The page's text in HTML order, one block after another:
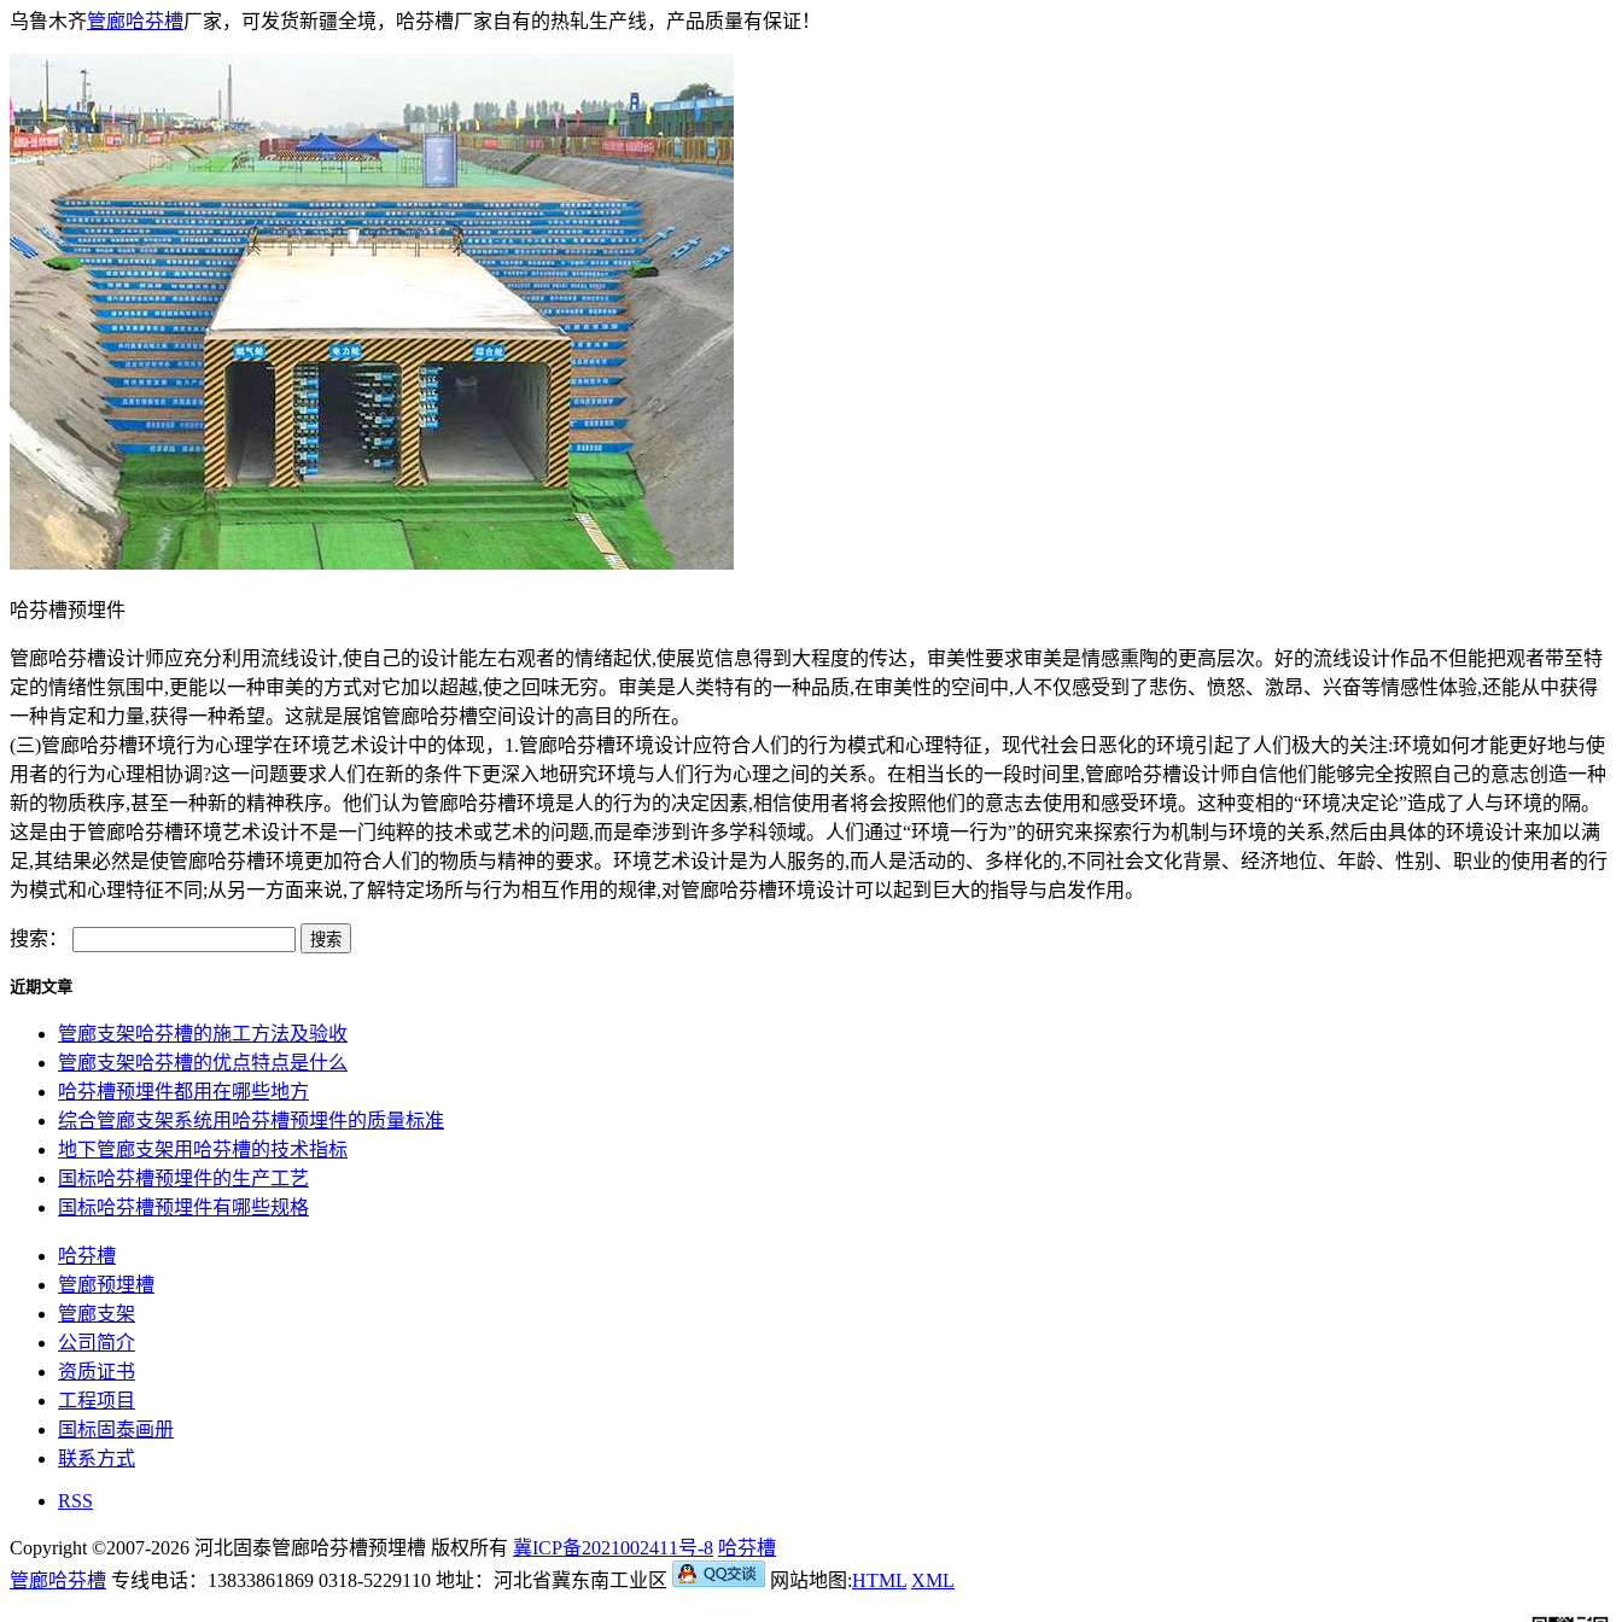
乌鲁木齐管廊哈芬槽厂家，可发货新疆全境，哈芬槽厂家自有的热轧生产线，产品质量有保证！
哈芬槽预埋件
管廊哈芬槽设计师应充分利用流线设计,使自己的设计能左右观者的情绪起伏,使展览信息得到大程度的传达，审美性要求审美是情感熏陶的更高层次。好的流线设计作品不但能把观者带至特
定的情绪性氛围中,更能以一种审美的方式对它加以超越,使之回味无穷。审美是人类特有的一种品质,在审美性的空间中,人不仅感受到了悲伤、愤怒、激昂、兴奋等情感性体验,还能从中获得
一种肯定和力量,获得一种希望。这就是展馆管廊哈芬槽空间设计的高目的所在。
(三)管廊哈芬槽环境行为心理学在环境艺术设计中的体现，1.管廊哈芬槽环境设计应符合人们的行为模式和心理特征，现代社会日恶化的环境引起了人们极大的关注:环境如何才能更好地与使
用者的行为心理相协调?这一问题要求人们在新的条件下更深入地研究环境与人们行为心理之间的关系。在相当长的一段时间里,管廊哈芬槽设计师自信他们能够完全按照自己的意志创造一种
新的物质秩序,甚至一种新的精神秩序。他们认为管廊哈芬槽环境是人的行为的决定因素,相信使用者将会按照他们的意志去使用和感受环境。这种变相的“环境决定论”造成了人与环境的隔。
这是由于管廊哈芬槽环境艺术设计不是一门纯粹的技术或艺术的问题,而是牵涉到许多学科领域。人们通过“环境一行为”的研究来探索行为机制与环境的关系,然后由具体的环境设计来加以满
足,其结果必然是使管廊哈芬槽环境更加符合人们的物质与精神的要求。环境艺术设计是为人服务的,而人是活动的、多样化的,不同社会文化背景、经济地位、年龄、性别、职业的使用者的行
为模式和心理特征不同;从另一方面来说,了解特定场所与行为相互作用的规律,对管廊哈芬槽环境设计可以起到巨大的指导与启发作用。
搜索：
近期文章
管廊支架哈芬槽的施工方法及验收
管廊支架哈芬槽的优点特点是什么
哈芬槽预埋件都用在哪些地方
综合管廊支架系统用哈芬槽预埋件的质量标准
地下管廊支架用哈芬槽的技术指标
国标哈芬槽预埋件的生产工艺
国标哈芬槽预埋件有哪些规格
哈芬槽
管廊预埋槽
管廊支架
公司简介
资质证书
工程项目
国标固泰画册
联系方式
RSS
Copyright ©2007-2026 河北固泰管廊哈芬槽预埋槽 版权所有 冀ICP备2021002411号-8 哈芬槽
管廊哈芬槽 专线电话：13833861869 0318-5229110 地址：河北省冀东南工业区 网站地图:HTML XML